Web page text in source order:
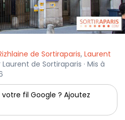
de Sortiraparis, Laurent
Laurent de Sortiraparis · Mis à
fil Google ? Ajoutez